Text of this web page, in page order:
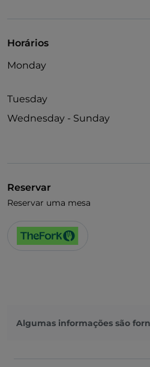
Horários
Monday
Tuesday
Wednesday - Sunday
Reservar
Reservar uma mesa
Algumas informações são